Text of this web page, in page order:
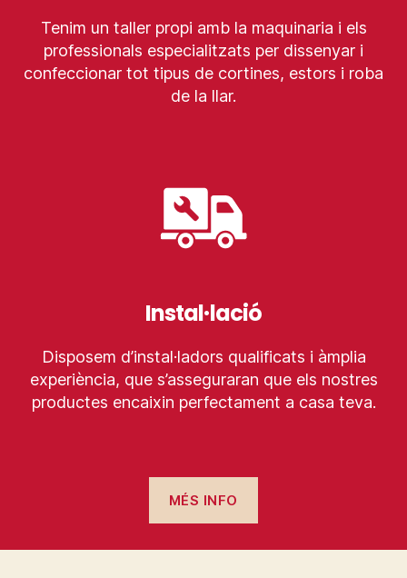
Tenim un taller propi amb la maquinaria i els
professionals especialitzats per dissenyar i
confeccionar tot tipus de cortines, estors i roba
de la llar.
Instal·lació
Disposem d’instal·ladors qualificats i àmplia
experiència, que s’asseguraran que els nostres
productes encaixin perfectament a casa teva.
MÉS INFO